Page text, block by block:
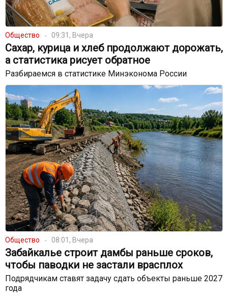
Общество 09:31, Вчера
Сахар, курица и хлеб продолжают дорожать,
а статистика рисует обратное
Разбираемся в статистике Минэконома России
Общество 08:01, Вчера
Забайкалье строит дамбы раньше сроков,
чтобы паводки не застали врасплох
Подрядчикам ставят задачу сдать объекты раньше 2027
года